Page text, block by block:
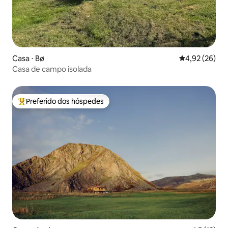
Casa ⋅ Bø 4,92 de uma
4,92 (26)
Casa de campo isolada
Entre os melhores preferidos dos hóspedes
Preferido dos hóspedes